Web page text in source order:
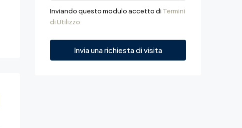
Inviando questo modulo accetto di Termini
di Utilizzo
Invia una richiesta di visita